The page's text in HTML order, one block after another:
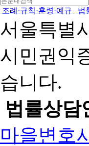
조례·규칙·훈령·예규 법
서울특별
시민권익
습니다.
법률상담
마을변호